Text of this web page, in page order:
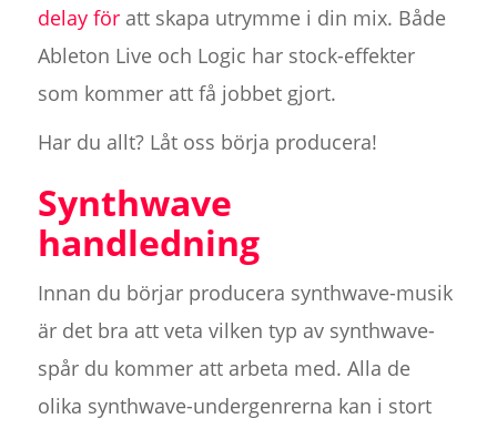
delay föratt skapa utrymme i din mix. Både
Ableton Live och Logic har stock-effekter
som kommer att få jobbet gjort.
Har du allt? Låt oss börja producera!
Synthwave
handledning
Innan du börjar producera synthwave-musik
är det bra att veta vilken typ av synthwave-
spår du kommer att arbeta med. Alla de
olika synthwave-undergenrerna kan i stort